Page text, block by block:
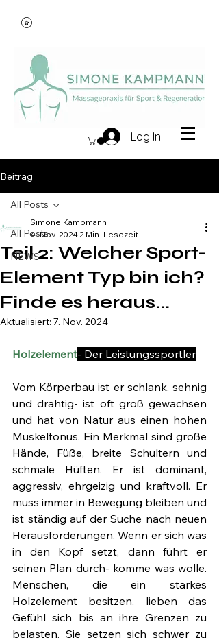
Log In
Beitrag
All Posts
NEWS
All Posts
Teil 2: Welcher Sport-
Element Typ bin ich?
Finde es heraus...
Simone Kampmann
4. Nov. 20242 Min. Lesezeit
Aktualisiert: 7. Nov. 2024
Holzelement- Der Leistungssportler
Vom Körperbau ist er schlank, sehnig
und drahtig- ist oft groß gewachsen
und hat von Natur aus einen hohen
Muskeltonus. Ein Merkmal sind große
Hände, Füße, breite Schultern und
schmale Hüften. Er ist dominant,
aggressiv, ehrgeizig und kraftvoll. Er
muss immer in Bewegung bleiben und
ist ständig auf der Suche nach neuen
Herausforderungen. Wenn er sich was
in den Kopf setzt, dann führt er
seinen Plan durch- komme was wolle.
Menschen, die ein starkes
Holzelement besitzen, lieben das
Gefühl sich bis an ihre Grenzen zu
belasten. Sie setzen sich schwer zu